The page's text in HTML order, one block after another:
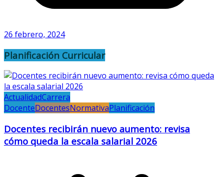
26 febrero, 2024
Planificación Curricular
ActualidadCarrera
DocenteDocentesNormativaPlanificación
Docentes recibirán nuevo aumento: revisa
cómo queda la escala salarial 2026